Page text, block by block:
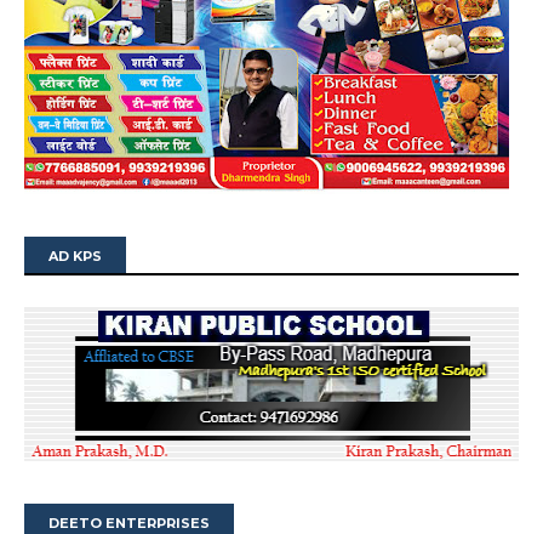
AD KPS
DEETO ENTERPRISES